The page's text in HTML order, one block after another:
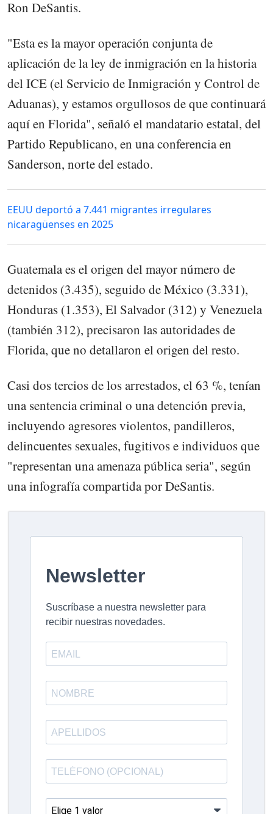
Ron DeSantis.
"Esta es la mayor operación conjunta de
aplicación de la ley de inmigración en la historia
del ICE (el Servicio de Inmigración y Control de
Aduanas), y estamos orgullosos de que continuará
aquí en Florida", señaló el mandatario estatal, del
Partido Republicano, en una conferencia en
Sanderson, norte del estado.
EEUU deportó a 7.441 migrantes irregulares
nicaragüenses en 2025
Guatemala es el origen del mayor número de
detenidos (3.435), seguido de México (3.331),
Honduras (1.353), El Salvador (312) y Venezuela
(también 312), precisaron las autoridades de
Florida, que no detallaron el origen del resto.
Casi dos tercios de los arrestados, el 63 %, tenían
una sentencia criminal o una detención previa,
incluyendo agresores violentos, pandilleros,
delincuentes sexuales, fugitivos e individuos que
"representan una amenaza pública seria", según
una infografía compartida por DeSantis.